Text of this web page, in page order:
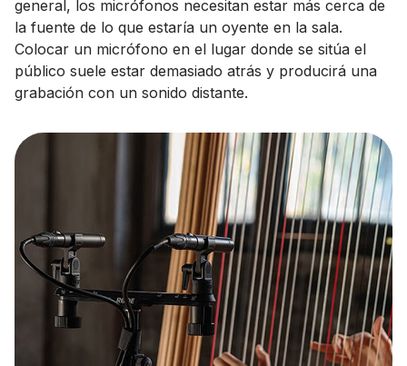
general, los micrófonos necesitan estar más cerca de
la fuente de lo que estaría un oyente en la sala.
Colocar un micrófono en el lugar donde se sitúa el
público suele estar demasiado atrás y producirá una
grabación con un sonido distante.